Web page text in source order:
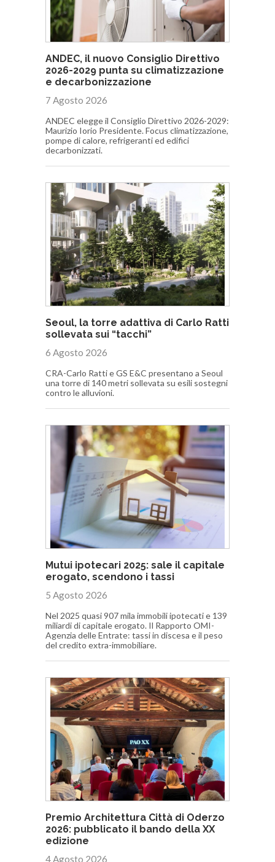
ANDEC, il nuovo Consiglio Direttivo
2026-2029 punta su climatizzazione
e decarbonizzazione
7 Agosto 2026
ANDEC elegge il Consiglio Direttivo 2026-2029:
Maurizio Iorio Presidente. Focus climatizzazione,
pompe di calore, refrigeranti ed edifici
decarbonizzati.
Seoul, la torre adattiva di Carlo Ratti
sollevata sui “tacchi”
6 Agosto 2026
CRA-Carlo Ratti e GS E&C presentano a Seoul
una torre di 140 metri sollevata su esili sostegni
contro le alluvioni.
Mutui ipotecari 2025: sale il capitale
erogato, scendono i tassi
5 Agosto 2026
Nel 2025 quasi 907 mila immobili ipotecati e 139
miliardi di capitale erogato. Il Rapporto OMI-
Agenzia delle Entrate: tassi in discesa e il peso
del credito extra-immobiliare.
Premio Architettura Città di Oderzo
2026: pubblicato il bando della XX
edizione
4 Agosto 2026